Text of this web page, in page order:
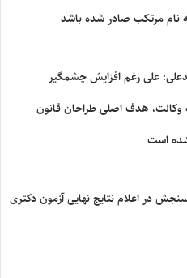
نام مرتکب صادر شده باشد
علی رغم افزایش چشمگیر
هدف اصلی طراحان قانون
است
در اعلام نتایج نهایی آزمون دکتری